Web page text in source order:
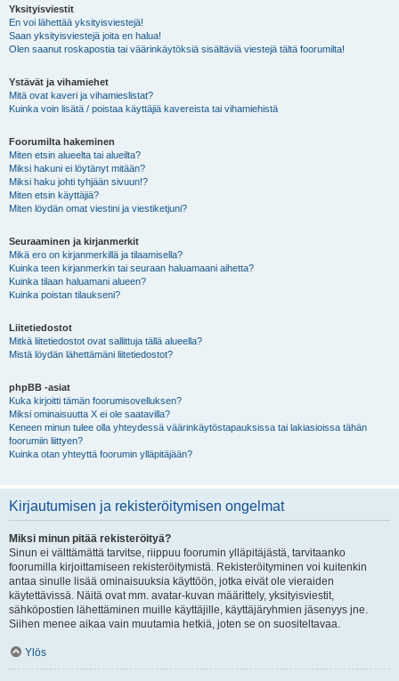
Yksityisviestit
En voi lähettää yksityisviestejä!
Saan yksityisviestejä joita en halua!
Olen saanut roskapostia tai väärinkäytöksiä sisältäviä viestejä tältä foorumilta!
Ystävät ja vihamiehet
Mitä ovat kaveri ja vihamieslistat?
Kuinka voin lisätä / poistaa käyttäjiä kavereista tai vihamiehistä
Foorumilta hakeminen
Miten etsin alueelta tai alueilta?
Miksi hakuni ei löytänyt mitään?
Miksi haku johti tyhjään sivuun!?
Miten etsin käyttäjiä?
Miten löydän omat viestini ja viestiketjuni?
Seuraaminen ja kirjanmerkit
Mikä ero on kirjanmerkillä ja tilaamisella?
Kuinka teen kirjanmerkin tai seuraan haluamaani aihetta?
Kuinka tilaan haluamani alueen?
Kuinka poistan tilaukseni?
Liitetiedostot
Mitkä liitetiedostot ovat sallittuja tällä alueella?
Mistä löydän lähettämäni liitetiedostot?
phpBB -asiat
Kuka kirjoitti tämän foorumisovelluksen?
Miksi ominaisuutta X ei ole saatavilla?
Keneen minun tulee olla yhteydessä väärinkäytöstapauksissa tai lakiasioissa tähän
foorumiin liittyen?
Kuinka otan yhteyttä foorumin ylläpitäjään?
Kirjautumisen ja rekisteröitymisen ongelmat
Miksi minun pitää rekisteröityä?
Sinun ei välttämättä tarvitse, riippuu foorumin ylläpitäjästä, tarvitaanko
foorumilla kirjoittamiseen rekisteröitymistä. Rekisteröityminen voi kuitenkin
antaa sinulle lisää ominaisuuksia käyttöön, jotka eivät ole vieraiden
käytettävissä. Näitä ovat mm. avatar-kuvan määrittely, yksityisviestit,
sähköpostien lähettäminen muille käyttäjille, käyttäjäryhmien jäsenyys jne.
Siihen menee aikaa vain muutamia hetkiä, joten se on suositeltavaa.
Ylös